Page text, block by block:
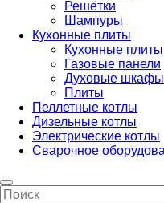
Решётки
Шампуры
Кухонные плиты
Кухонные плиты
Газовые панели
Духовые шкафы
Плиты
Пеллетные котлы
Дизельные котлы
Электрические котлы
Сварочное